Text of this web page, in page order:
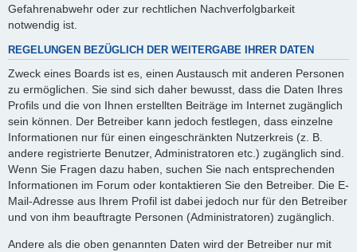
Gefahrenabwehr oder zur rechtlichen Nachverfolgbarkeit
notwendig ist.
REGELUNGEN BEZÜGLICH DER WEITERGABE IHRER DATEN
Zweck eines Boards ist es, einen Austausch mit anderen Personen
zu ermöglichen. Sie sind sich daher bewusst, dass die Daten Ihres
Profils und die von Ihnen erstellten Beiträge im Internet zugänglich
sein können. Der Betreiber kann jedoch festlegen, dass einzelne
Informationen nur für einen eingeschränkten Nutzerkreis (z. B.
andere registrierte Benutzer, Administratoren etc.) zugänglich sind.
Wenn Sie Fragen dazu haben, suchen Sie nach entsprechenden
Informationen im Forum oder kontaktieren Sie den Betreiber. Die E-
Mail-Adresse aus Ihrem Profil ist dabei jedoch nur für den Betreiber
und von ihm beauftragte Personen (Administratoren) zugänglich.
Andere als die oben genannten Daten wird der Betreiber nur mit